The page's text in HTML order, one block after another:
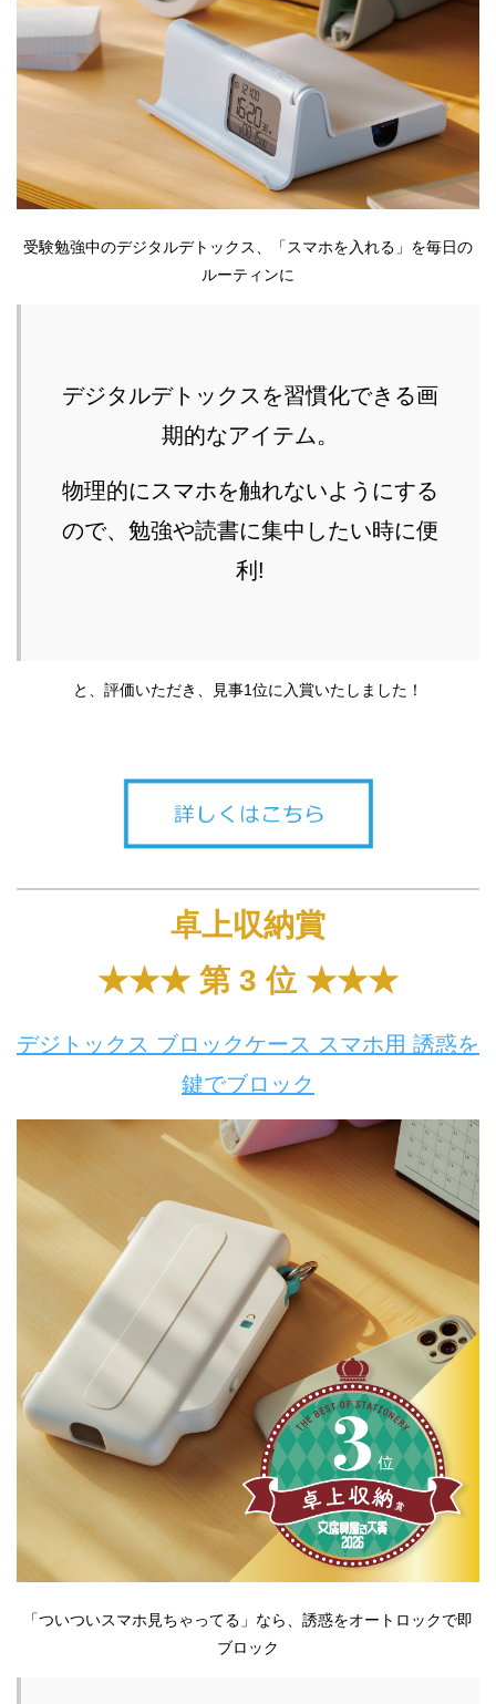
受験勉強中のデジタルデトックス、「スマホを入れる」を毎日の
ルーティンに
デジタルデトックスを習慣化できる画
期的なアイテム。
物理的にスマホを触れないようにする
ので、勉強や読書に集中したい時に便
利!
と、評価いただき、見事1位に入賞いたしました！
卓上収納賞
★★★ 第 3 位 ★★★
デジトックス ブロックケース スマホ用 誘惑を
鍵でブロック
「ついついスマホ見ちゃってる」なら、誘惑をオートロックで即
ブロック